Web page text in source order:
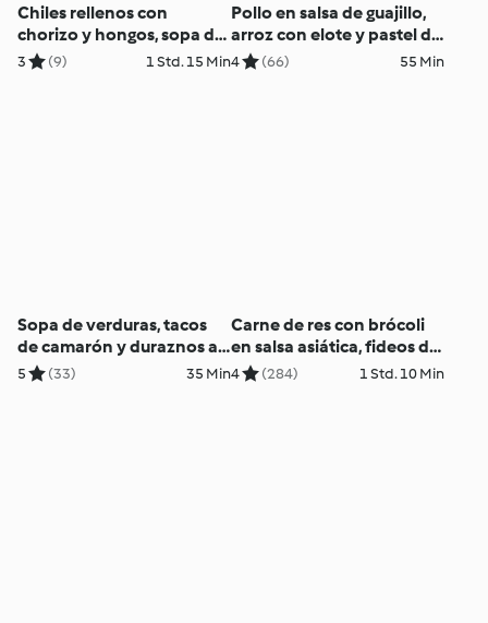
Chiles rellenos con
chorizo y hongos, sopa de
poro, pasta y cheesecake
3 (9) 1 Std. 15 Min
Pollo en salsa de guajillo,
arroz con elote y pastel de
chocoplátano
4 (66) 55 Min
Sopa de verduras, tacos
de camarón y duraznos al
vapor
5 (33) 35 Min
Carne de res con brócoli
en salsa asiática, fideos de
arroz y pastel de naranja
4 (284) 1 Std. 10 Min